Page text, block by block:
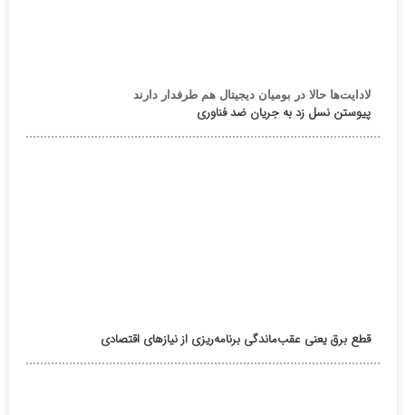
لادایت‌ها حالا در بومیان دیجیتال هم طرفدار دارند
پیوستن نسل زد به جریان ضد فناوری
قطع برق یعنی عقب‌ماندگی برنامه‌ریزی از نیازهای اقتصادی